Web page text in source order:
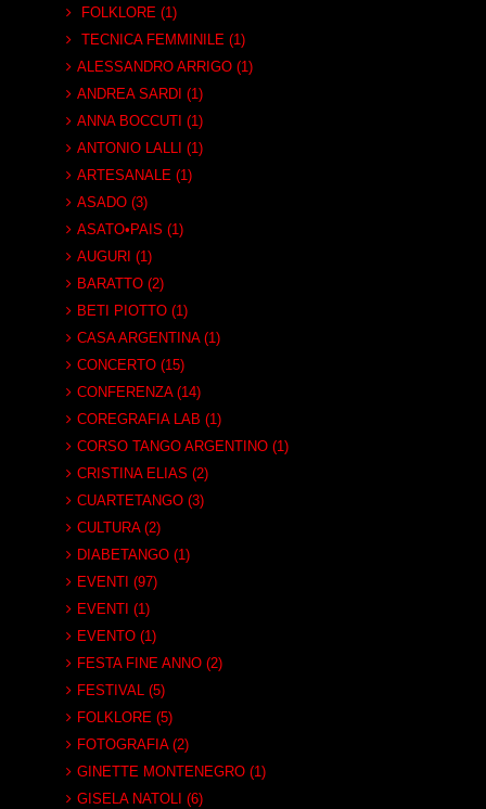
FOLKLORE (1)
TECNICA FEMMINILE (1)
ALESSANDRO ARRIGO (1)
ANDREA SARDI (1)
ANNA BOCCUTI (1)
ANTONIO LALLI (1)
ARTESANALE (1)
ASADO (3)
ASATO•PAIS (1)
AUGURI (1)
BARATTO (2)
BETI PIOTTO (1)
CASA ARGENTINA (1)
CONCERTO (15)
CONFERENZA (14)
COREGRAFIA LAB (1)
CORSO TANGO ARGENTINO (1)
CRISTINA ELIAS (2)
CUARTETANGO (3)
CULTURA (2)
DIABETANGO (1)
EVENTI (97)
EVENTI (1)
EVENTO (1)
FESTA FINE ANNO (2)
FESTIVAL (5)
FOLKLORE (5)
FOTOGRAFIA (2)
GINETTE MONTENEGRO (1)
GISELA NATOLI (6)